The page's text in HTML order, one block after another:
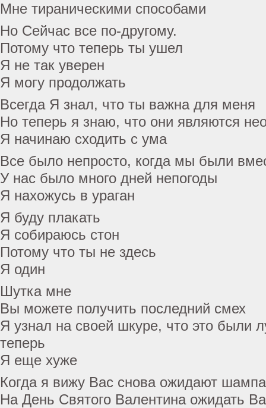
Мне тираническими способами
Но Сейчас все по-другому.
Потому что теперь ты ушел
Я не так уверен
Я могу продолжать
Всегда Я знал, что ты важна для меня
Но теперь я знаю, что они являются
Я начинаю сходить с ума
Все было непросто, когда мы были
У нас было много дней непогоды
Я нахожусь в ураган
Я буду плакать
Я собираюсь стон
Потому что ты не здесь
Я один
Шутка мне
Вы можете получить последний смех
Я узнал на своей шкуре, что это были
теперь
Я еще хуже
Когда я вижу Вас снова ожидают
На День Святого Валентина ожидать